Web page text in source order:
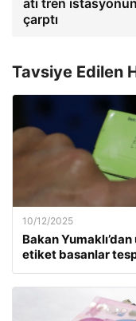
atı tren
çarptı
Tavsiye Edilen
10/12/2025
Bakan
etiket basanlar